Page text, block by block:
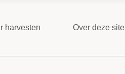
harvesten Over deze site